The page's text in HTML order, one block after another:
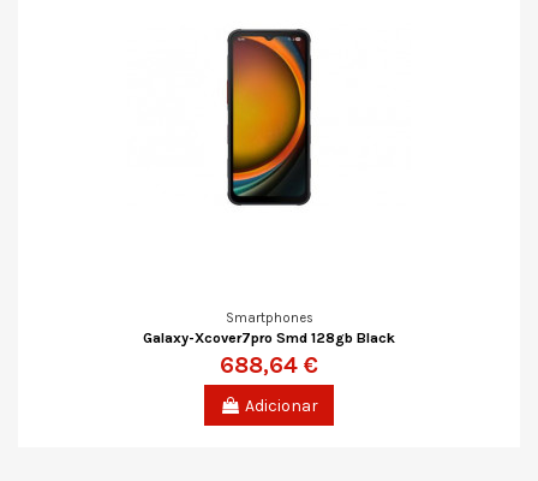
Smartphones
Galaxy-Xcover7pro Smd 128gb Black
688,64 €
Adicionar